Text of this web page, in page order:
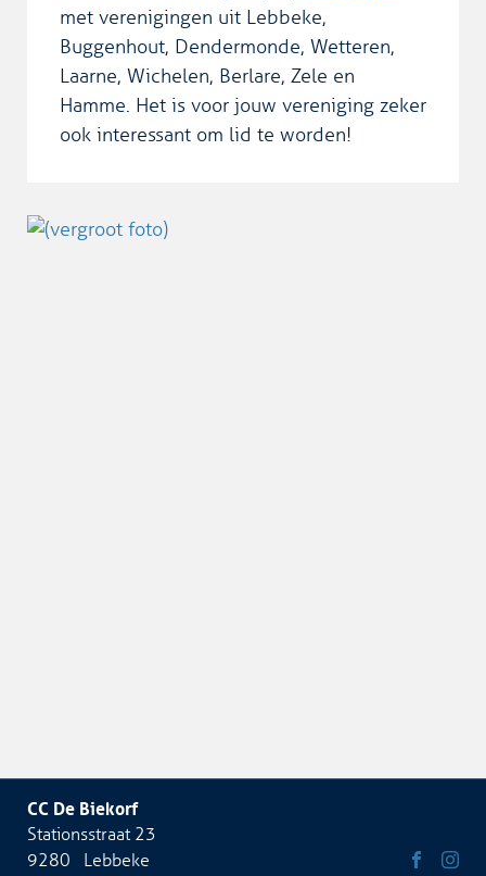
met verenigingen uit Lebbeke,
Buggenhout, Dendermonde, Wetteren,
Laarne, Wichelen, Berlare, Zele en
Hamme. Het is voor jouw vereniging zeker
ook interessant om lid te worden!
CC De Biekorf
Adres
Stationsstraat 23
9280
Lebbeke